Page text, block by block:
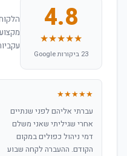
4.8
★★★★★
23 ביקורות Google
★★★★★
עברתי אליהם לפני שנתיים
אחרי שגיליתי שאני משלם
דמי ניהול כפולים במקום
הקודם. ההעברה לקחה שבוע